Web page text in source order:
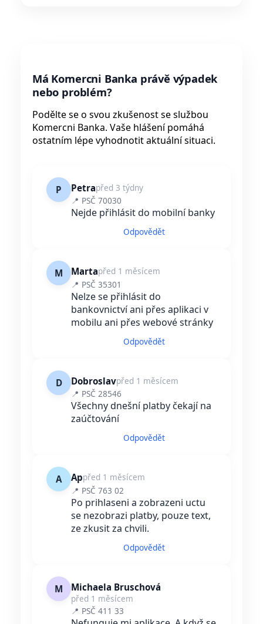
Má Komercni Banka právě výpadek
nebo problém?
Podělte se o svou zkušenost se službou
Komercni Banka. Vaše hlášení pomáhá
ostatním lépe vyhodnotit aktuální situaci.
P Petrapřed 3 týdny
📍 PSČ 70030
Nejde přihlásit do mobilní banky
Odpovědět
M Martapřed 1 měsícem
📍 PSČ 35301
Nelze se přihlásit do
bankovnictví ani přes aplikaci v
mobilu ani přes webové stránky
Odpovědět
D Dobroslavpřed 1 měsícem
📍 PSČ 28546
Všechny dnešní platby čekají na
zaúčtování
Odpovědět
A Appřed 1 měsícem
📍 PSČ 763 02
Po prihlaseni a zobrazeni uctu
se nezobrazi platby, pouze text,
ze zkusit za chvili.
Odpovědět
M Michaela Bruschová
před 1 měsícem
📍 PSČ 411 33